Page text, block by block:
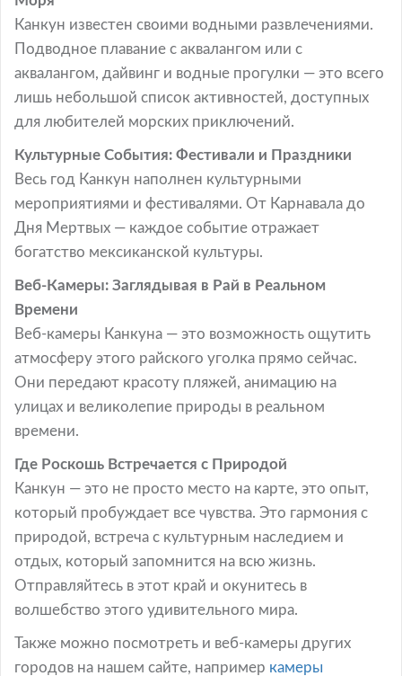
Канкун известен своими водными развлечениями.
Подводное плавание с аквалангом или с
аквалангом, дайвинг и водные прогулки — это всего
лишь небольшой список активностей, доступных
для любителей морских приключений.
Культурные События: Фестивали и Праздники
Весь год Канкун наполнен культурными
мероприятиями и фестивалями. От Карнавала до
Дня Мертвых — каждое событие отражает
богатство мексиканской культуры.
Веб-Камеры: Заглядывая в Рай в Реальном
Времени
Веб-камеры Канкуна — это возможность ощутить
атмосферу этого райского уголка прямо сейчас.
Они передают красоту пляжей, анимацию на
улицах и великолепие природы в реальном
времени.
Где Роскошь Встречается с Природой
Канкун — это не просто место на карте, это опыт,
который пробуждает все чувства. Это гармония с
природой, встреча с культурным наследием и
отдых, который запомнится на всю жизнь.
Отправляйтесь в этот край и окунитесь в
волшебство этого удивительного мира.
Также можно посмотреть и веб-камеры других
городов на нашем сайте, например камеры